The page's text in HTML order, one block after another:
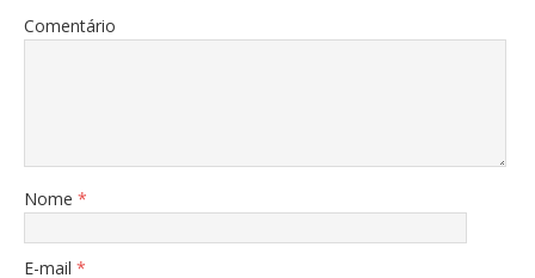
Comentário
Nome *
E-mail *